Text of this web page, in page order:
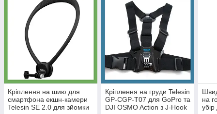
Кріплення на шию для
смартфона екшн-камери
Telesin SE 2.0 для зйомки
Кріплення на груди Telesin
GP-CGP-T07 для GoPro та
DJI OSMO Action з J-Hook
на